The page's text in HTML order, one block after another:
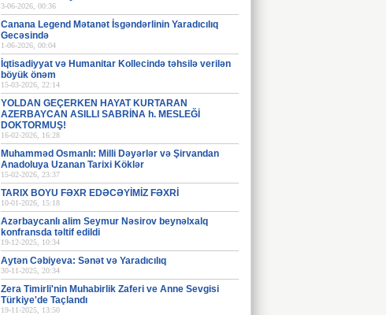
3-06-2026, 00:36
Canana Legend Mətanət İsgəndərlinin Yaradıcılıq
Gecəsində
1-06-2026, 00:04
İqtisadiyyat və Humanitar Kollecində təhsilə verilən
böyük önəm
15-03-2026, 22:14
YOLDAN GEÇERKEN HAYAT KURTARAN
AZERBAYCAN ASILLI SABRİNA h. MESLEĞİ
DOKTORMUŞ!
16-02-2026, 16:28
Muhamməd Osmanlı: Milli Dəyərlər və Şirvandan
Anadoluya Uzanan Tarixi Köklər
15-02-2026, 23:37
TARIX BOYU FƏXR EDƏCƏYİMİZ FƏXRİ
10-01-2026, 15:18
Azərbaycanlı alim Seymur Nəsirov beynəlxalq
konfransda təltif edildi
19-12-2025, 10:34
Aytən Cəbiyeva: Sənət və Yaradıcılıq
30-11-2025, 20:34
Zera Timirli'nin Muhabirlik Zaferi ve Anne Sevgisi
Türkiye'de Taçlandı
19-11-2025, 13:50